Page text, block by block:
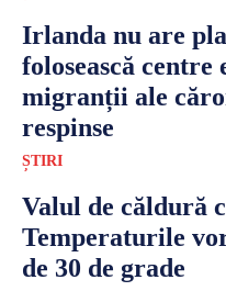
Irlanda nu are
folosească
migranții ale
respinse
ȘTIRI
Valul de căldură
Temperaturile
de 30 de grade